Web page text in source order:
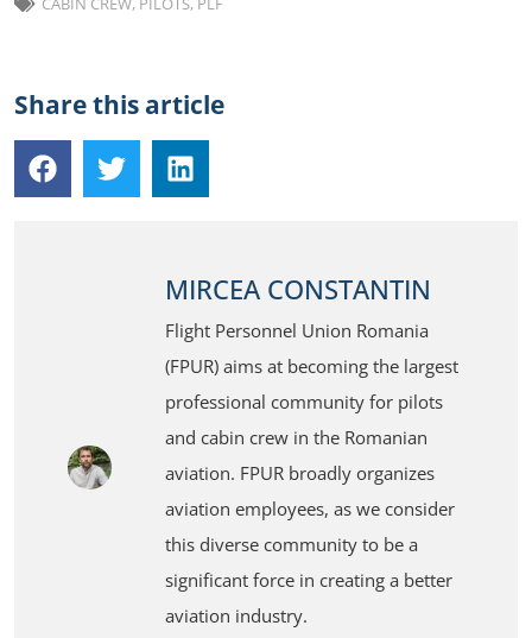
Share this article
MIRCEA CONSTANTIN
Flight Personnel Union Romania
(FPUR) aims at becoming the largest
professional community for pilots
and cabin crew in the Romanian
aviation. FPUR broadly organizes
aviation employees, as we consider
this diverse community to be a
significant force in creating a better
aviation industry.